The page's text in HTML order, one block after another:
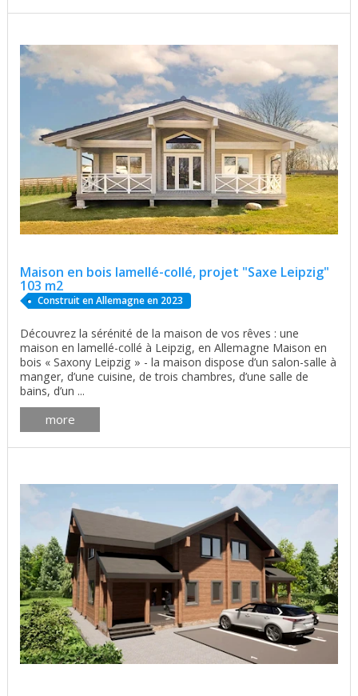
Maison en bois lamellé-collé, projet "Saxe Leipzig"
103 m2
Construit en Allemagne en 2023
Découvrez la sérénité de la maison de vos rêves : une
maison en lamellé-collé à Leipzig, en Allemagne Maison en
bois « Saxony Leipzig » - la maison dispose d’un salon-salle à
manger, d’une cuisine, de trois chambres, d’une salle de
bains, d’un ...
more